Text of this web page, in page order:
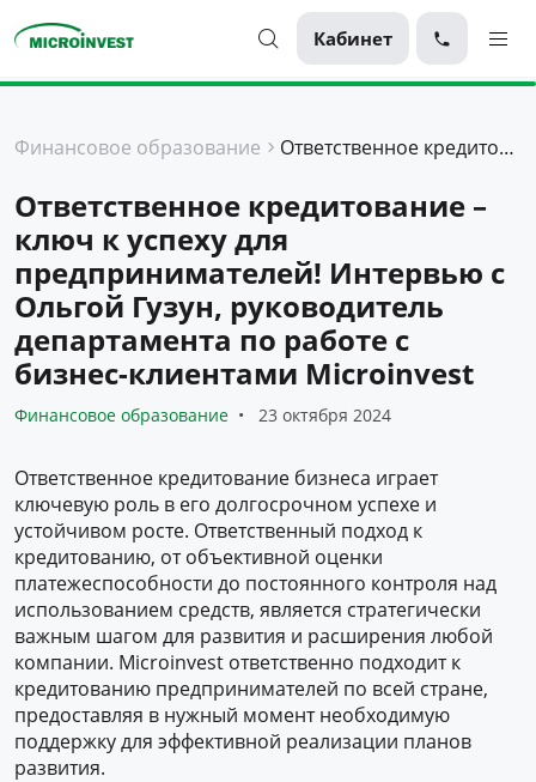
Кабинет
О компании
Для клиентов
Финансовое образование Ответственное кредитование – ключ к успеху для предпринимателей! Интервью с Ольгой Гузун, руководитель департамента по работе с бизнес-клиентами Microinvest
Ответственное кредитование –
ключ к успеху для
предпринимателей! Интервью с
Ольгой Гузун, руководитель
департамента по работе с
бизнес-клиентами Microinvest
Финансовое образование 23 октября 2024
Ответственное кредитование бизнеса играет
ключевую роль в его долгосрочном успехе и
устойчивом росте. Ответственный подход к
кредитованию, от объективной оценки
платежеспособности до постоянного контроля над
использованием средств, является стратегически
важным шагом для развития и расширения любой
компании. Microinvest ответственно подходит к
кредитованию предпринимателей по всей стране,
предоставляя в нужный момент необходимую
поддержку для эффективной реализации планов
развития.